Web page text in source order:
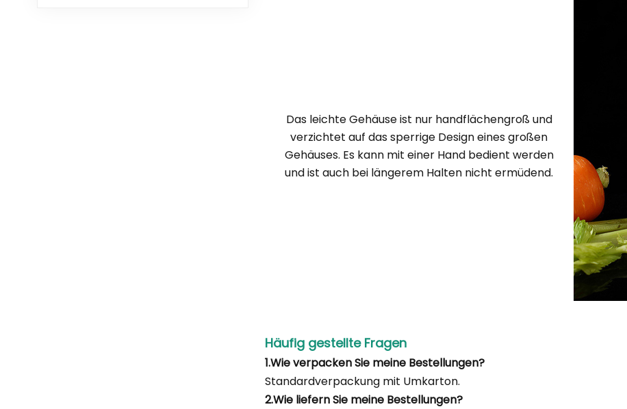
Das leichte Gehäuse ist nur handflächengroß und
verzichtet auf das sperrige Design eines großen
Gehäuses. Es kann mit einer Hand bedient werden
und ist auch bei längerem Halten nicht ermüdend.
Häufig gestellte Fragen
1.Wie verpacken Sie meine Bestellungen?
Standardverpackung mit Umkarton.
2.Wie liefern Sie meine Bestellungen?